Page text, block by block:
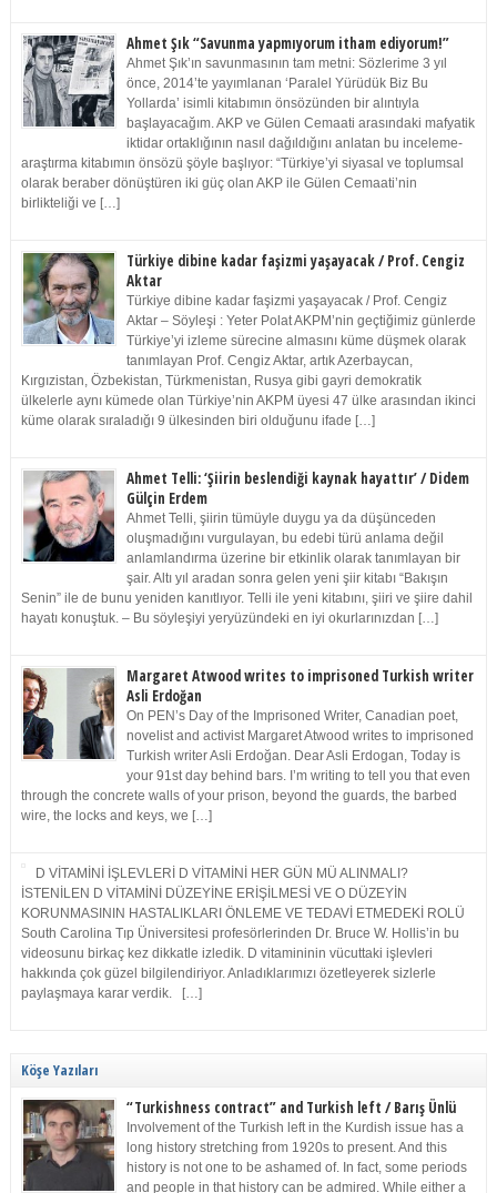
Ahmet Şık “Savunma yapmıyorum itham ediyorum!”
Ahmet Şık’ın savunmasının tam metni: Sözlerime 3 yıl
önce, 2014’te yayımlanan ‘Paralel Yürüdük Biz Bu
Yollarda’ isimli kitabımın önsözünden bir alıntıyla
başlayacağım. AKP ve Gülen Cemaati arasındaki mafyatik
iktidar ortaklığının nasıl dağıldığını anlatan bu inceleme-
araştırma kitabımın önsözü şöyle başlıyor: “Türkiye’yi siyasal ve toplumsal
olarak beraber dönüştüren iki güç olan AKP ile Gülen Cemaati’nin
birlikteliği ve […]
Türkiye dibine kadar faşizmi yaşayacak / Prof. Cengiz
Aktar
Türkiye dibine kadar faşizmi yaşayacak / Prof. Cengiz
Aktar – Söyleşi : Yeter Polat AKPM’nin geçtiğimiz günlerde
Türkiye’yi izleme sürecine almasını küme düşmek olarak
tanımlayan Prof. Cengiz Aktar, artık Azerbaycan,
Kırgızistan, Özbekistan, Türkmenistan, Rusya gibi gayri demokratik
ülkelerle aynı kümede olan Türkiye’nin AKPM üyesi 47 ülke arasından ikinci
küme olarak sıraladığı 9 ülkesinden biri olduğunu ifade […]
Ahmet Telli: ‘Şiirin beslendiği kaynak hayattır’ / Didem
Gülçin Erdem
Ahmet Telli, şiirin tümüyle duygu ya da düşünceden
oluşmadığını vurgulayan, bu edebi türü anlama değil
anlamlandırma üzerine bir etkinlik olarak tanımlayan bir
şair. Altı yıl aradan sonra gelen yeni şiir kitabı “Bakışın
Senin” ile de bunu yeniden kanıtlıyor. Telli ile yeni kitabını, şiiri ve şiire dahil
hayatı konuştuk. – Bu söyleşiyi yeryüzündeki en iyi okurlarınızdan […]
Margaret Atwood writes to imprisoned Turkish writer
Asli Erdoğan
On PEN’s Day of the Imprisoned Writer, Canadian poet,
novelist and activist Margaret Atwood writes to imprisoned
Turkish writer Asli Erdoğan. Dear Asli Erdogan, Today is
your 91st day behind bars. I’m writing to tell you that even
through the concrete walls of your prison, beyond the guards, the barbed
wire, the locks and keys, we […]
D VİTAMİNİ İŞLEVLERİ D VİTAMİNİ HER GÜN MÜ ALINMALI?
İSTENİLEN D VİTAMİNİ DÜZEYİNE ERİŞİLMESİ VE O DÜZEYİN
KORUNMASININ HASTALIKLARI ÖNLEME VE TEDAVİ ETMEDEKİ ROLÜ
South Carolina Tıp Üniversitesi profesörlerinden Dr. Bruce W. Hollis’in bu
videosunu birkaç kez dikkatle izledik. D vitamininin vücuttaki işlevleri
hakkında çok güzel bilgilendiriyor. Anladıklarımızı özetleyerek sizlerle
paylaşmaya karar verdik. […]
Köşe Yazıları
“Turkishness contract” and Turkish left / Barış Ünlü
Involvement of the Turkish left in the Kurdish issue has a
long history stretching from 1920s to present. And this
history is not one to be ashamed of. In fact, some periods
and people in that history can be admired. While either a